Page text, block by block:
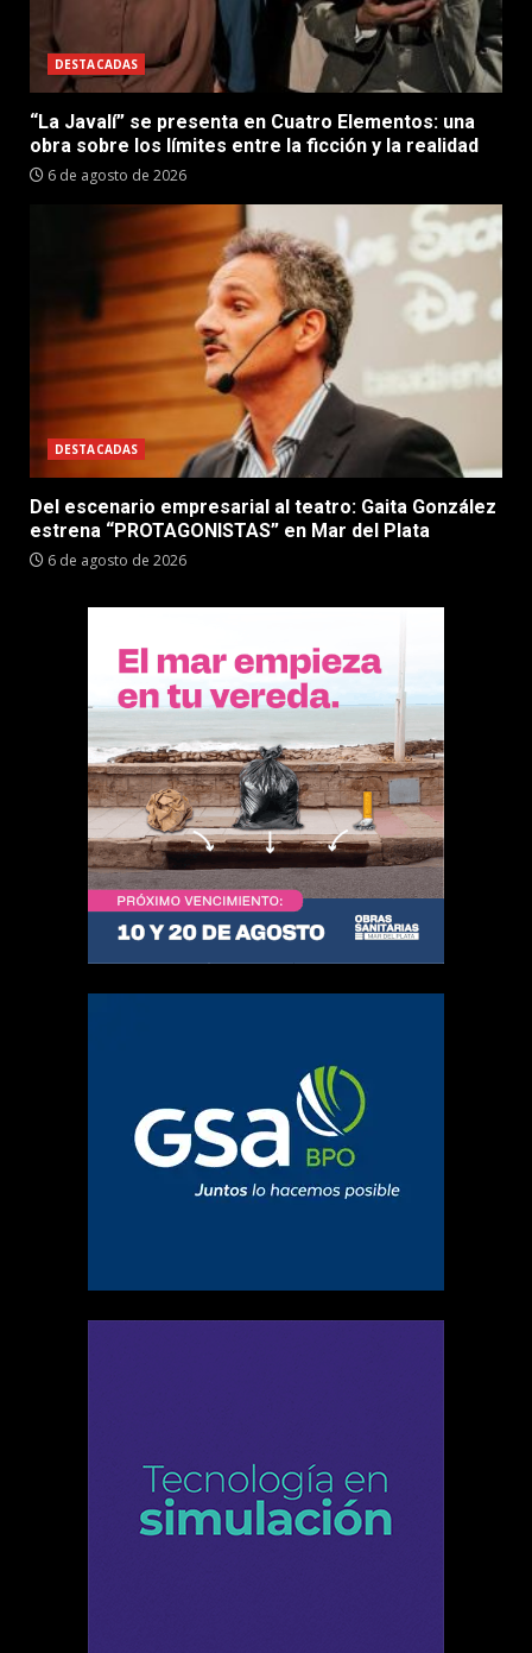
DESTACADAS
“La Javalí” se presenta en Cuatro Elementos: una
obra sobre los límites entre la ficción y la realidad
6 de agosto de 2026
DESTACADAS
Del escenario empresarial al teatro: Gaita González
estrena “PROTAGONISTAS” en Mar del Plata
6 de agosto de 2026